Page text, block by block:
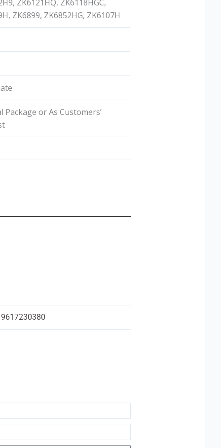
ZK6121HQ, ZK6118HGC,
ZK6899, ZK6852HG, ZK6107H
Package or As Customers’
9617230380